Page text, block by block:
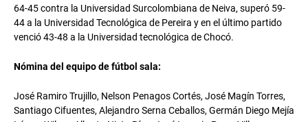
64-45 contra la Universidad Surcolombiana de Neiva, superó 59-
44 a la Universidad Tecnológica de Pereira y en el último partido
venció 43-48 a la Universidad tecnológica de Chocó.
Nómina del equipo de fútbol sala:
José Ramiro Trujillo, Nelson Penagos Cortés, José Magín Torres,
Santiago Cifuentes, Alejandro Serna Ceballos, Germán Diego Mejía